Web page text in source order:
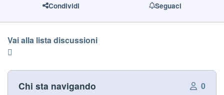
Condividi Seguaci
Vai alla lista discussioni
Chi sta navigando 0